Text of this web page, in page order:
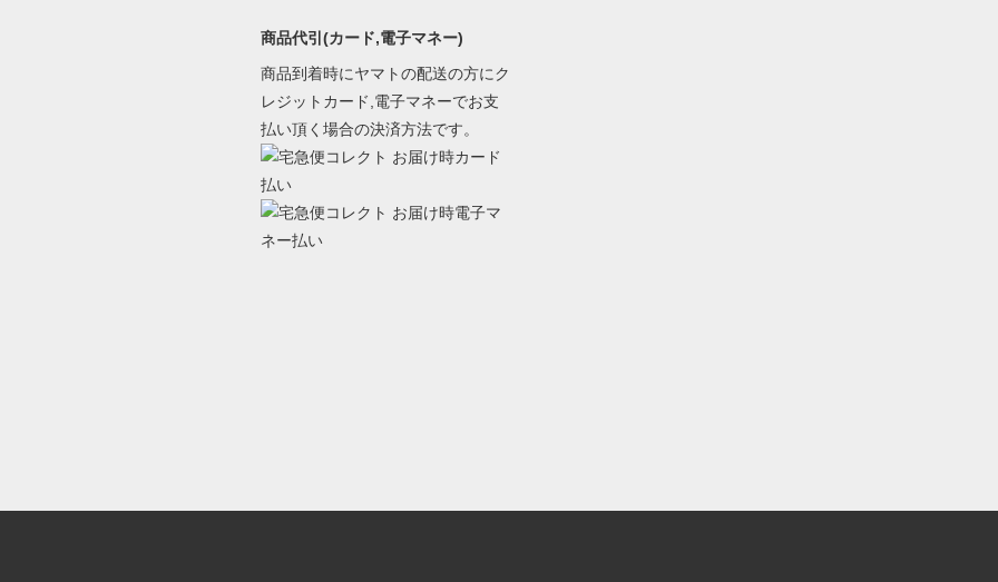
商品代引(カード,電子マネー)
商品到着時にヤマトの配送の方にク
レジットカード,電子マネーでお支
払い頂く場合の決済方法です。